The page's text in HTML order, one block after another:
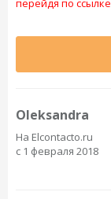
перейдя по ссылке
Oleksandra
На Elcontacto.ru
с 1 февраля 2018